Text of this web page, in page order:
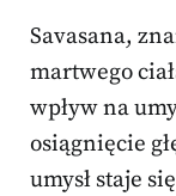
Savasana,
martwego
wpływ na
osiągnięcie
umysł staje